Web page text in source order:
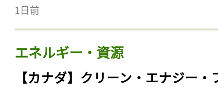
1日前
エネルギー・資源
【カナダ】クリーン・エナジー・